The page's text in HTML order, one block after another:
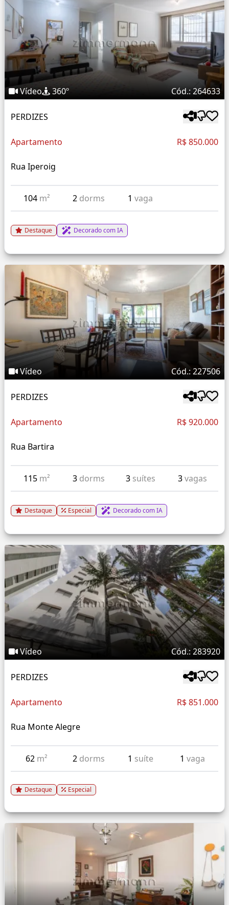
Vídeo 360º Cód.: 264633
PERDIZES
Apartamento R$ 850.000
Rua Iperoig
104 m² 2 dorms 1vaga
Destaque Decorado com IA
Vídeo Cód.: 227506
PERDIZES
Apartamento R$ 920.000
Rua Bartira
115 m² 3 dorms 3 suítes 3vagas
Destaque Especial Decorado com IA
Vídeo Cód.: 283920
PERDIZES
Apartamento R$ 851.000
Rua Monte Alegre
62 m² 2 dorms 1 suíte 1 vaga
Destaque Especial